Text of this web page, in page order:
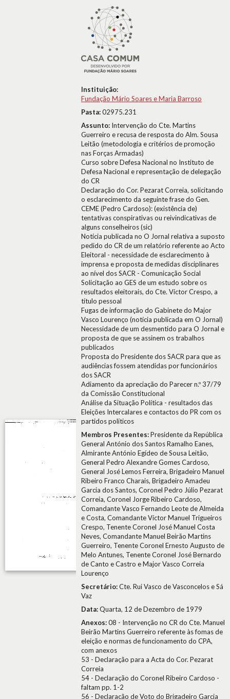
Instituição:
Fundação Mário Soares e Maria Barroso
Pasta:02975.231
Assunto: Intervenção do Cte. Martins
Guerreiro e recusa de resposta do Alm. Sousa
Leitão (metodologia e critérios de promoção
nas Forças Armadas)
Curso sobre Defesa Nacional no Instituto de
Defesa Nacional e representação de delegação
do CR
Declaração do Cor. Pezarat Correia, solicitando
o esclarecimento da seguinte frase do Gen.
CEME (Pedro Cardoso): (existência de)
tentativas conspirativas ou reivindicativas de
alguns conselheiros (sic)
Notícia publicada no O Jornal relativa a suposto
pedido do CR de um relatório referente ao Acto
Eleitoral - necessidade de esclarecimento à
imprensa e proposta de medidas disciplinares
ao nível dos SACR - Comunicação Social
Solicitação ao GES de um estudo sobre os
resultados eleitorais, do Cte. Víctor Crespo, a
título pessoal
Fugas de informação do Gabinete do Major
Vasco Lourenço (notícia publicada em O Jornal)
Necessidade de um desmentido para O Jornal e
proposta de que se assinem os trabalhos
publicados
Proposta do Presidente dos SACR para que as
audiências fossem atendidas por funcionários
dos SACR
Adiamento da apreciação do Parecer n.º 37/79
da Comissão Constitucional
Análise da Situação Política - resultados das
Eleições Intercalares e contactos do PR com os
partidos políticos
Membros Presentes:Presidente da República
General António dos Santos Ramalho Eanes,
Almirante António Egídeo de Sousa Leitão,
General Pedro Alexandre Gomes Cardoso,
General José Lemos Ferreira, Brigadeiro Manuel
Ribeiro Franco Charais, Brigadeiro Amadeu
Garcia dos Santos, Coronel Pedro Júlio Pezarat
Correia, Coronel Jorge Ribeiro Cardoso,
Comandante Vasco Fernando Leote de Almeida
e Costa, Comandante Víctor Manuel Trigueiros
Crespo, Tenente Coronel José Manuel Costa
Neves, Comandante Manuel Beirão Martins
Guerreiro, Tenente Coronel Ernesto Augusto de
Melo Antunes, Tenente Coronel José Bernardo
de Canto e Castro e Major Vasco Correia
Lourenço
Secretário:Cte. Rui Vasco de Vasconcelos e Sá
Vaz
Data:Quarta, 12 de Dezembro de 1979
Anexos:08 - Intervenção no CR do Cte. Manuel
Beirão Martins Guerreiro referente às fomas de
eleição e normas de funcionamento do CPA,
com anexos
53 - Declaração para a Acta do Cor. Pezarat
Correia
54 - Declaração do Coronel Ribeiro Cardoso -
faltam pp. 1-2
56 - Declaração de Voto do Brigadeiro Garcia